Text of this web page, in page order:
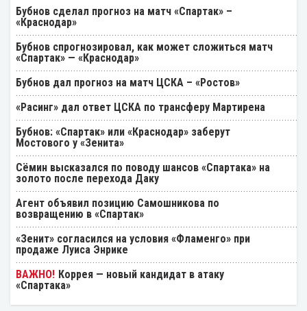
Бубнов сделал прогноз на матч «Спартак» –
«Краснодар»
Бубнов спрогнозировал, как может сложиться матч
«Спартак» — «Краснодар»
Бубнов дал прогноз на матч ЦСКА – «Ростов»
«Расинг» дал ответ ЦСКА по трансферу Мартирена
Бубнов: «Спартак» или «Краснодар» заберут
Мостового у «Зенита»
Cёмин высказался по поводу шансов «Спартака» на
золото после перехода Даку
Агент объявил позицию Самошникова по
возвращению в «Спартак»
«Зенит» согласился на условия «Фламенго» при
продаже Луиса Энрике
Коррея — новый кандидат в атаку
«Спартака»